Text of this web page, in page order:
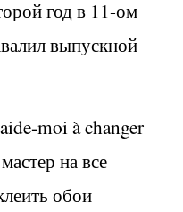
год в 11-ом
выпускной
moi à changer
на все
обои